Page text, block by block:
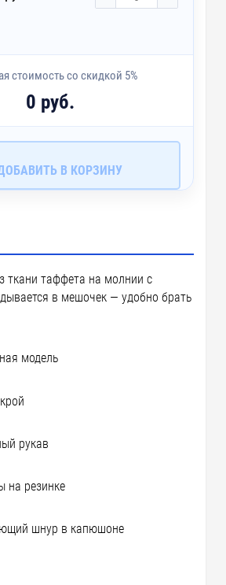
стоимость со скидкой 5%
0 руб.
В КОРЗИНУ
ткани таффета на молнии с
в мешочек — удобно брать
модель
рукав
на резинке
шнур в капюшоне